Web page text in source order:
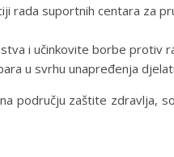
rada suportnih centara za
i učinkovite borbe protiv
u svrhu unapređenja
području zaštite